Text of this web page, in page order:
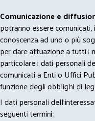
Comunicazione e
potranno essere
conoscenza ad uno o più
per dare attuazione a tutti i
particolare i dati personali
comunicati a Enti o Uffici
funzione degli obblighi di
I dati personali
seguenti termini: